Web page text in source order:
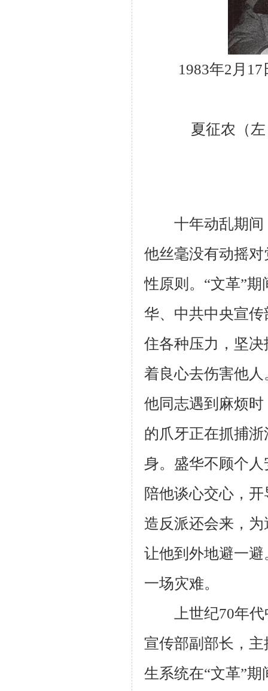
1983年2月17
夏征农（
十年动乱期间
他丝毫没有动摇
性原则。“文革”
华、中共中央宣
住各种压力，坚
着良心去伤害他
他同志遇到麻烦
的爪牙正在抓捕
身。盛华不顾个
陪他谈心交心，
造反派还会来，
让他到外地避一
一场灾难。
上世纪70年代
宣传部副部长，
生系统在“文革”